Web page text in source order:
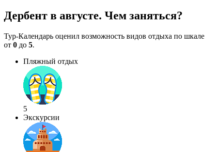
Дербент в августе. Чем заняться?
Тур-Календарь оценил возможность видов отдыха по шкале
от 0 до 5.
Пляжный отдых
5
Экскурсии